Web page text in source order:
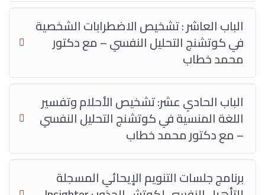
الباب العاشر : تشخيص الاضطرابات الشخصية
في كوتشنج التحليل النفسي – مع دكتور
محمد خطاب
الباب الحادي عشر: تشخيص الأحلام وتفسير
اللغة المنسية في كوتشنج التحليل النفسي
– مع دكتور محمد خطاب
برنامج جلسات التنويم الإيحائي المسجلة